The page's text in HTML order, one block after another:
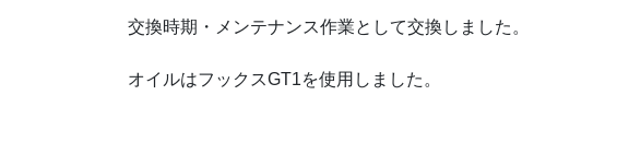
交換時期・メンテナンス作業として交換しました。
オイルはフックスGT1を使用しました。